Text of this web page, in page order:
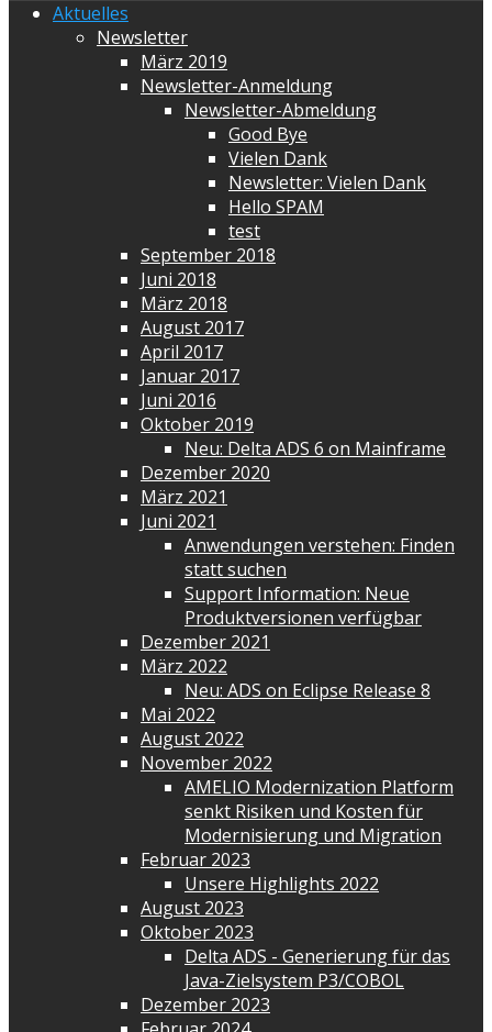
Aktuelles
Newsletter
März 2019
Newsletter-Anmeldung
Newsletter-Abmeldung
Good Bye
Vielen Dank
Newsletter: Vielen Dank
Hello SPAM
test
September 2018
Juni 2018
März 2018
August 2017
April 2017
Januar 2017
Juni 2016
Oktober 2019
Neu: Delta ADS 6 on Mainframe
Dezember 2020
März 2021
Juni 2021
Anwendungen verstehen: Finden
statt suchen
Support Information: Neue
Produktversionen verfügbar
Dezember 2021
März 2022
Neu: ADS on Eclipse Release 8
Mai 2022
August 2022
November 2022
AMELIO Modernization Platform
senkt Risiken und Kosten für
Modernisierung und Migration
Februar 2023
Unsere Highlights 2022
August 2023
Oktober 2023
Delta ADS - Generierung für das
Java-Zielsystem P3/COBOL
Dezember 2023